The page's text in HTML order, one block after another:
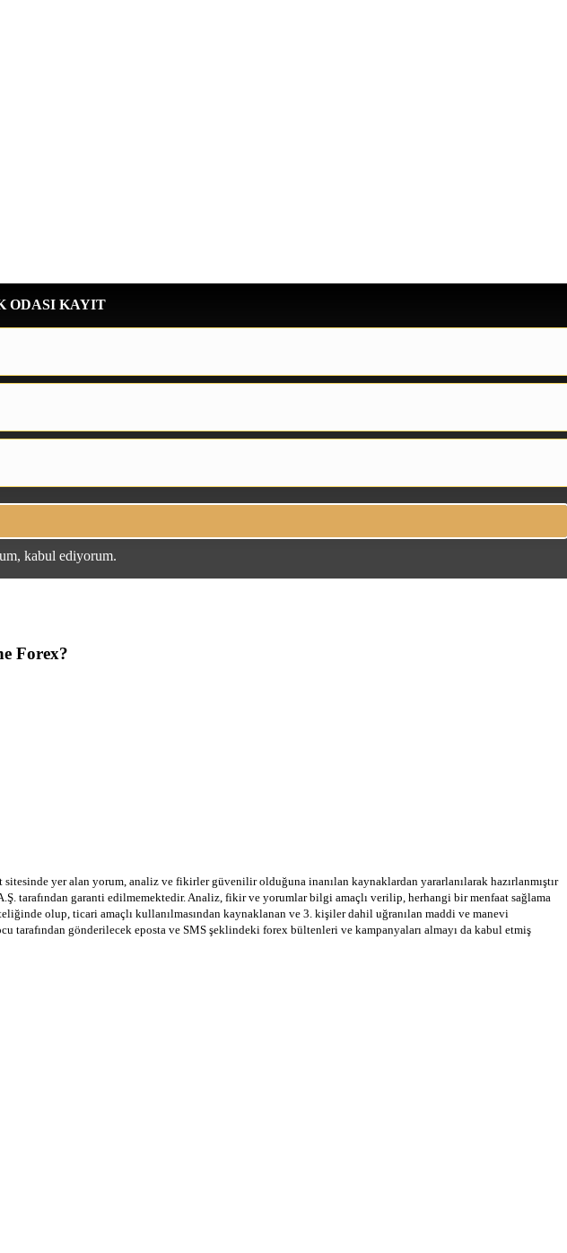
ODASI KAYIT
kabul ediyorum.
Forex?
yer alan yorum, analiz ve fikirler güvenilir olduğuna inanılan kaynaklardan yararlanılarak hazırlanmıştır
tarafından garanti edilmemektedir. Analiz, fikir ve yorumlar bilgi amaçlı verilip, herhangi bir menfaat sağlama
olup, ticari amaçlı kullanılmasından kaynaklanan ve 3. kişiler dahil uğranılan maddi ve manevi
gönderilecek eposta ve SMS şeklindeki forex bültenleri ve kampanyaları almayı da kabul etmiş